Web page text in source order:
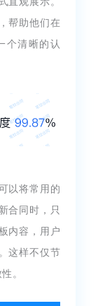
帮助他们在
个清晰的认
以将常用的
合同时，只
内容，用户
这样不仅节
。